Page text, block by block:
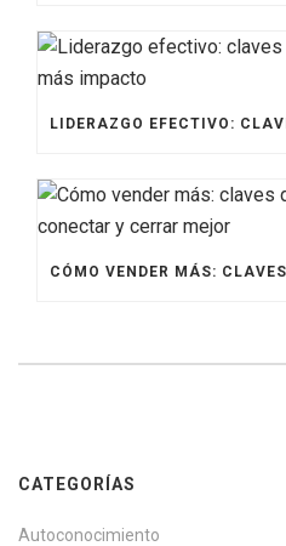
CATEGORÍAS
Autoconocimiento